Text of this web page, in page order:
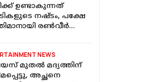
ഉണ്ടാകുന്നത്
നഷ്ടം, പക്ഷേ
രൺവീർ
NEWS
മുതല്‍ മദ്യത്തിന്
അച്ഛനെ